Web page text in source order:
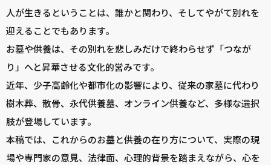
人が生きるということは、誰かと関わり、そしてやがて別れを
迎えることでもあります。
お墓や供養は、その別れを悲しみだけで終わらせず「つなが
り」へと昇華させる文化的営みです。
近年、少子高齢化や都市化の影響により、従来の家墓に代わり
樹木葬、散骨、永代供養墓、オンライン供養など、多様な選択
肢が登場しています。
本稿では、これからのお墓と供養の在り方について、実際の現
場や専門家の意見、法律面、心理的背景を踏まえながら、心を